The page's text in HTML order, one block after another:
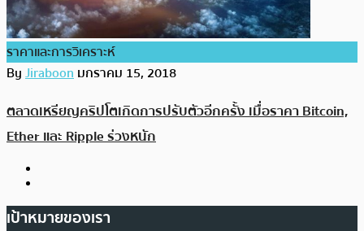
ราคาและการวิเคราะห์
ByJiraboonมกราคม 15, 2018
ตลาดเหรียญคริปโตเกิดการปรับตัวอีกครั้ง เมื่อราคา Bitcoin,
Ether และ Ripple ร่วงหนัก
เป้าหมายของเรา